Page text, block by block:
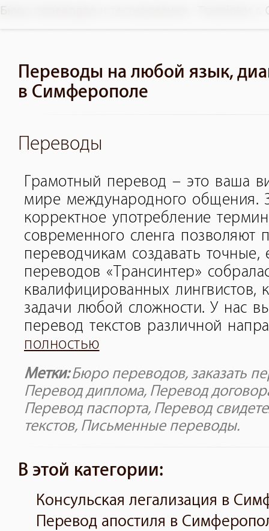
Бюро переводов и тестирования - Transinter
Переводы на любой язык,
в Симферополе
Переводы
Грамотный перевод – это ваша
мире международного общения.
корректное употребление
современного сленга позволяют
переводчикам создавать
переводов «Трансинтер»
квалифицированных лингвистов,
задачи любой сложности. У нас
перевод текстов различной
полностью
Метки:Бюро переводов, заказать
Перевод диплома, Перевод
Перевод паспорта, Перевод
текстов, Письменные переводы.
В этой категории:
Консульская легализация в
Перевод апостиля в